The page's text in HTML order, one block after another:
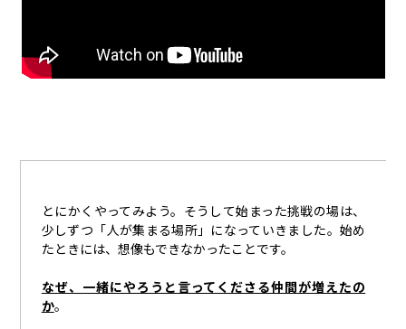
とにかくやってみよう。そうして始まった挑戦の場は、
少しずつ「人が集まる場所」になっていきました。始め
たときには、想像もできなかったことです。
なぜ、一緒にやろうと言ってくださる仲間が増えたの
か。